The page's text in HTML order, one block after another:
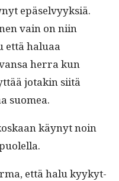
epä­selvyyk­siä.
vain on niin
että halu­aa
her­ra kun
jotakin siitä
suomea.
käynyt noin
että halu kyykyt­